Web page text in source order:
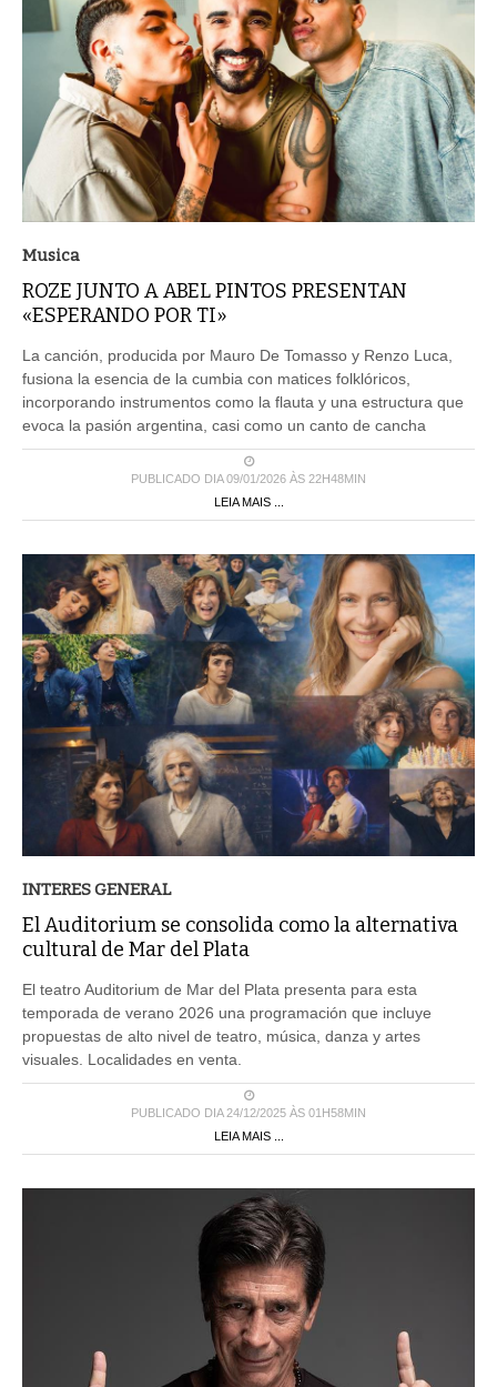
Musica
ROZE JUNTO A ABEL PINTOS PRESENTAN
«ESPERANDO POR TI»
La canción, producida por Mauro De Tomasso y Renzo Luca,
fusiona la esencia de la cumbia con matices folklóricos,
incorporando instrumentos como la flauta y una estructura que
evoca la pasión argentina, casi como un canto de cancha
PUBLICADO DIA 09/01/2026 ÀS 22H48MIN
LEIA MAIS ...
INTERES GENERAL
El Auditorium se consolida como la alternativa
cultural de Mar del Plata
El teatro Auditorium de Mar del Plata presenta para esta
temporada de verano 2026 una programación que incluye
propuestas de alto nivel de teatro, música, danza y artes
visuales. Localidades en venta.
PUBLICADO DIA 24/12/2025 ÀS 01H58MIN
LEIA MAIS ...